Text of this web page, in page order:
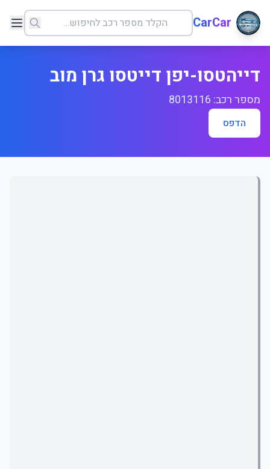
CarCar
דייהטסו-יפן דייטסו גרן מוב
מספר רכב: 8013116
הדפס